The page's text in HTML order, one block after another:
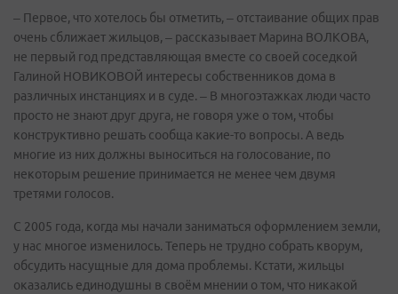
– Первое, что хотелось бы отметить, – отстаивание общих прав
очень сближает жильцов, – рассказывает Марина ВОЛКОВА,
не первый год представляющая вместе со своей соседкой
Галиной НОВИКОВОЙ интересы собственников дома в
различных инстанциях и в суде. – В многоэтажках люди часто
просто не знают друг друга, не говоря уже о том, чтобы
конструктивно решать сообща какие-то вопросы. А ведь
многие из них должны выноситься на голосование, по
некоторым решение принимается не менее чем двумя
третями голосов.
С 2005 года, когда мы начали заниматься оформлением земли,
у нас многое изменилось. Теперь не трудно собрать кворум,
обсудить насущные для дома проблемы. Кстати, жильцы
оказались единодушны в своём мнении о том, что никакой